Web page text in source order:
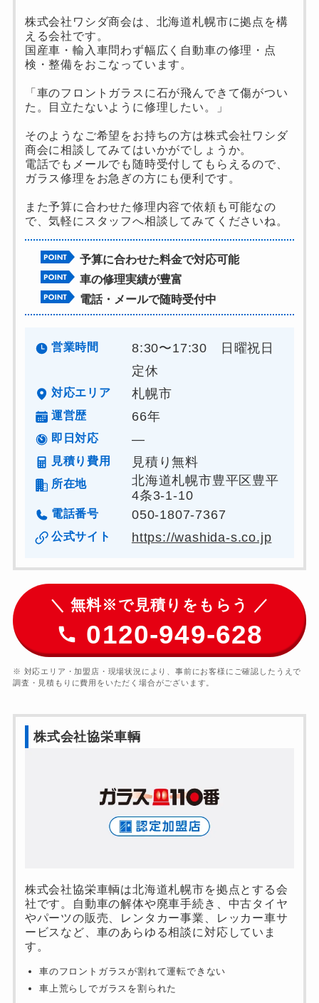
株式会社ワシダ商会は、北海道札幌市に拠点を構
える会社です。
国産車・輸入車問わず幅広く自動車の修理・点
検・整備をおこなっています。
「車のフロントガラスに石が飛んできて傷がつい
た。目立たないように修理したい。」
そのようなご希望をお持ちの方は株式会社ワシダ
商会に相談してみてはいかがでしょうか。
電話でもメールでも随時受付してもらえるので、
ガラス修理をお急ぎの方にも便利です。
また予算に合わせた修理内容で依頼も可能なの
で、気軽にスタッフへ相談してみてくださいね。
予算に合わせた料金で対応可能
車の修理実績が豊富
電話・メールで随時受付中
営業時間
8:30〜17:30 日曜祝日
定休
対応エリア 札幌市
運営歴 66年
即日対応 ―
見積り費用 見積り無料
所在地
北海道札幌市豊平区豊平
4条3-1-10
電話番号 050-1807-7367
公式サイト https://washida-s.co.jp
＼ 無料※で見積りをもらう ／
0120-949-628
※ 対応エリア・加盟店・現場状況により、事前にお客様にご確認したうえで
調査・見積もりに費用をいただく場合がございます。
株式会社協栄車輌
株式会社協栄車輌は北海道札幌市を拠点とする会
社です。自動車の解体や廃車手続き、中古タイヤ
やパーツの販売、レンタカー事業、レッカー車サ
ービスなど、車のあらゆる相談に対応していま
す。
車のフロントガラスが割れて運転できない
車上荒らしでガラスを割られた